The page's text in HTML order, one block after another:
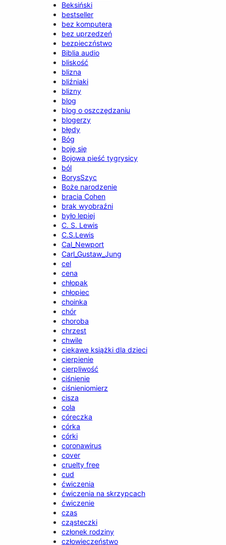
Beksiński
bestseller
bez komputera
bez uprzedzeń
bezpieczństwo
Biblia audio
bliskość
blizna
bliźniaki
blizny
blog
blog o oszczędzaniu
blogerzy
błędy
Bóg
boję się
Bojowa pieść tygrysicy
ból
BorysSzyc
Boże narodzenie
bracia Cohen
brak wyobraźni
było lepiej
C. S. Lewis
C.S.Lewis
Cal_Newport
Carl_Gustaw_Jung
cel
cena
chłopak
chłopiec
choinka
chór
choroba
chrzest
chwile
ciekawe książki dla dzieci
cierpienie
cierpliwość
ciśnienie
ciśnieniomierz
cisza
cola
córeczka
córka
córki
coronawirus
cover
cruelty free
cud
ćwiczenia
ćwiczenia na skrzypcach
ćwiczenie
czas
cząsteczki
członek rodziny
człowieczeństwo